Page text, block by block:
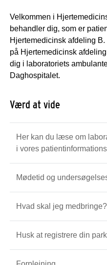
Velkommen i
behandler dig, som er
Hjertemedicinsk afdeling
på Hjertemedicinsk
dig i laboratoriets
Daghospitalet.
Værd at vide
Her kan du læse om
i vores
Mødetid og
Hvad skal jeg medbringe?
Husk at registrere din